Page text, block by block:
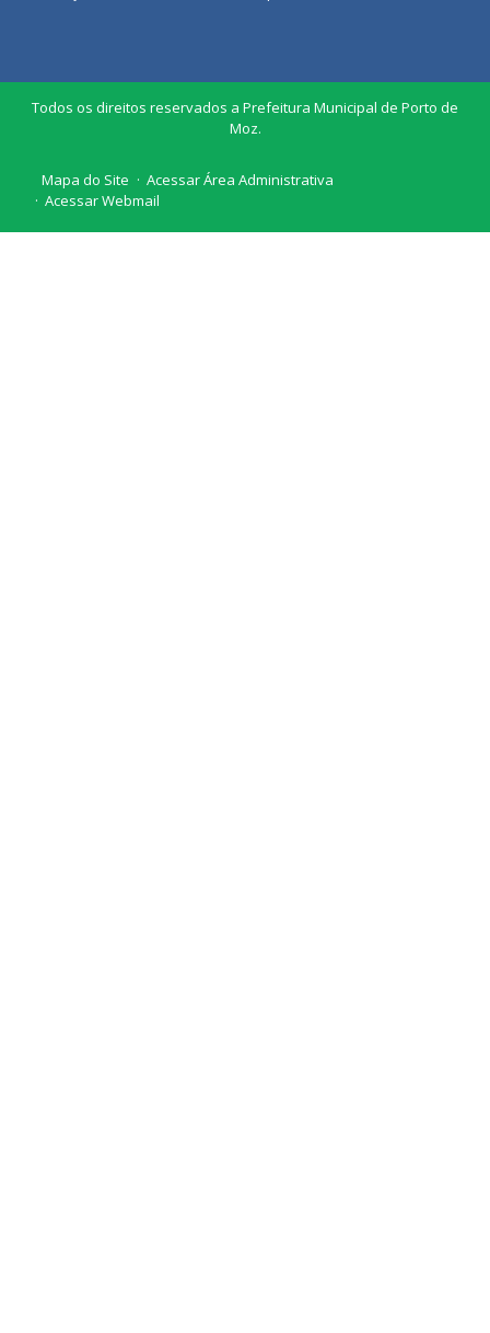
Todos os direitos reservados a Prefeitura Municipal de Porto de
Moz.
Mapa do Site
Acessar Área Administrativa
Acessar Webmail